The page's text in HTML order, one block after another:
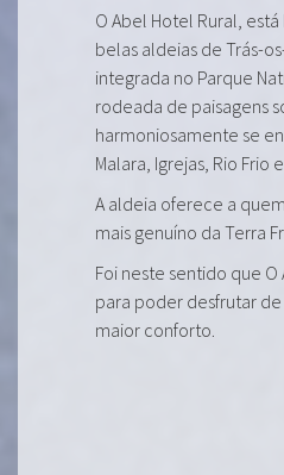
O Abel Hotel Rural,
belas aldeias de Trás-
integrada no Parque
rodeada de paisagens
harmoniosamente se
Malara, Igrejas, Rio Frio
A aldeia oferece a
mais genuíno da Terra
Foi neste sentido que
para poder desfrutar
maior conforto.